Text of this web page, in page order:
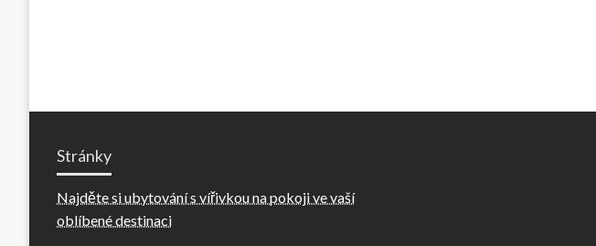
Stránky
Najděte si ubytování s vířivkou na pokoji ve vaší
oblíbené destinaci